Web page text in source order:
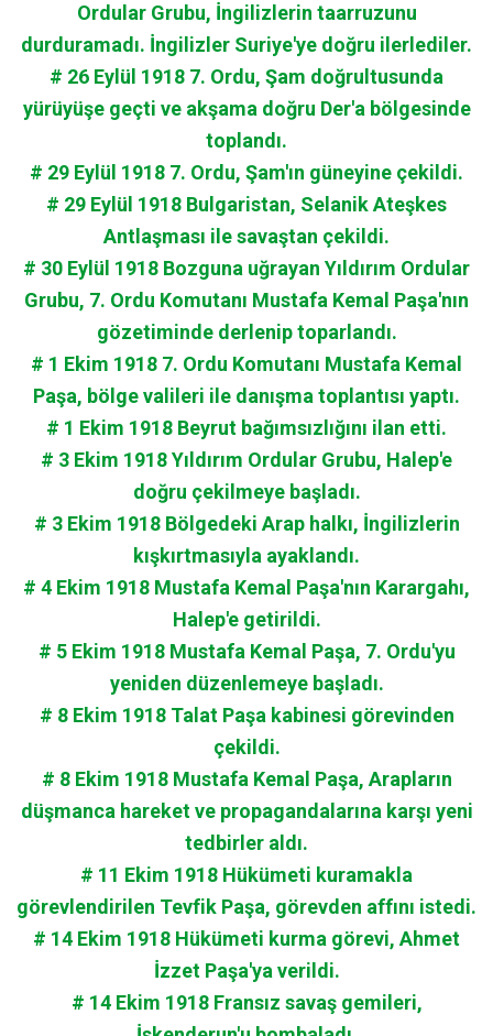
Ordular Grubu, İngilizlerin taarruzunu
durduramadı. İngilizler Suriye'ye doğru ilerlediler.
# 26 Eylül 1918 7. Ordu, Şam doğrultusunda
yürüyüşe geçti ve akşama doğru Der'a bölgesinde
toplandı.
# 29 Eylül 1918 7. Ordu, Şam'ın güneyine çekildi.
# 29 Eylül 1918 Bulgaristan, Selanik Ateşkes
Antlaşması ile savaştan çekildi.
# 30 Eylül 1918 Bozguna uğrayan Yıldırım Ordular
Grubu, 7. Ordu Komutanı Mustafa Kemal Paşa'nın
gözetiminde derlenip toparlandı.
# 1 Ekim 1918 7. Ordu Komutanı Mustafa Kemal
Paşa, bölge valileri ile danışma toplantısı yaptı.
# 1 Ekim 1918 Beyrut bağımsızlığını ilan etti.
# 3 Ekim 1918 Yıldırım Ordular Grubu, Halep'e
doğru çekilmeye başladı.
# 3 Ekim 1918 Bölgedeki Arap halkı, İngilizlerin
kışkırtmasıyla ayaklandı.
# 4 Ekim 1918 Mustafa Kemal Paşa'nın Karargahı,
Halep'e getirildi.
# 5 Ekim 1918 Mustafa Kemal Paşa, 7. Ordu'yu
yeniden düzenlemeye başladı.
# 8 Ekim 1918 Talat Paşa kabinesi görevinden
çekildi.
# 8 Ekim 1918 Mustafa Kemal Paşa, Arapların
düşmanca hareket ve propagandalarına karşı yeni
tedbirler aldı.
# 11 Ekim 1918 Hükümeti kuramakla
görevlendirilen Tevfik Paşa, görevden affını istedi.
# 14 Ekim 1918 Hükümeti kurma görevi, Ahmet
İzzet Paşa'ya verildi.
# 14 Ekim 1918 Fransız savaş gemileri,